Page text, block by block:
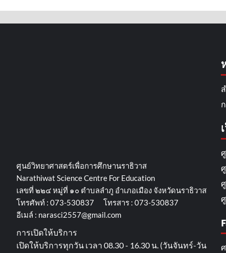
ศูนย์วิทยาศาสตร์เพื่อการศึกษานราธิวาส
Narathiwat Science Centre For Education
เลขที่ ๒๒๔ หมู่ที่ ๑๐ ตำบลลำภู อำเภอเมือง จังหวัดนราธิวาส
โทรศัพท์ : 073-530837 โทรสาร : 073-530837
อีเมล์ : narasci2557@gmail.com
การเปิดให้บริการ
เปิดให้บริการทุกวัน เวลา 08.30 - 16.30 น. (วันจันทร์-วัน